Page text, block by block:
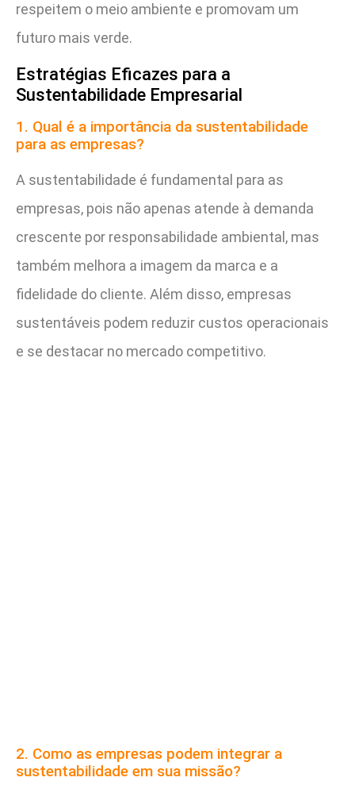
respeitem o meio ambiente e promovam um
futuro mais verde.
Estratégias Eficazes para a
Sustentabilidade Empresarial
1. Qual é a importância da sustentabilidade
para as empresas?
A sustentabilidade é fundamental para as
empresas, pois não apenas atende à demanda
crescente por responsabilidade ambiental, mas
também melhora a imagem da marca e a
fidelidade do cliente. Além disso, empresas
sustentáveis podem reduzir custos operacionais
e se destacar no mercado competitivo.
2. Como as empresas podem integrar a
sustentabilidade em sua missão?